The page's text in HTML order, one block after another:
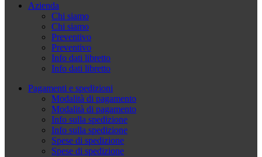
Azienda
Chi siamo
Chi siamo
Preventivo
Preventivo
Info dati libretto
Info dati libretto
Pagamenti e spedizioni
Modalità di pagamento
Modalità di pagamento
Info sulla spedizione
Info sulla spedizione
Spese di spedizione
Spese di spedizione